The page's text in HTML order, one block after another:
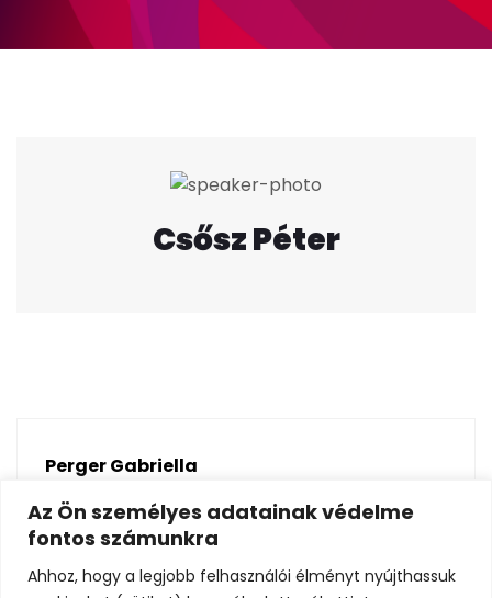
Az Ön személyes adatainak védelme
fontos számunkra
Ahhoz, hogy a legjobb felhasználói élményt nyújthassuk
Csősz Péter
Perger Gabriella
Previous post